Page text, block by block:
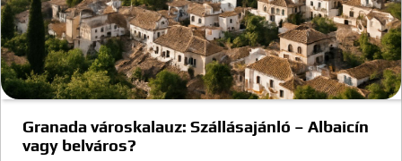
Granada városkalauz: Szállásajánló – Albaicín
vagy belváros?